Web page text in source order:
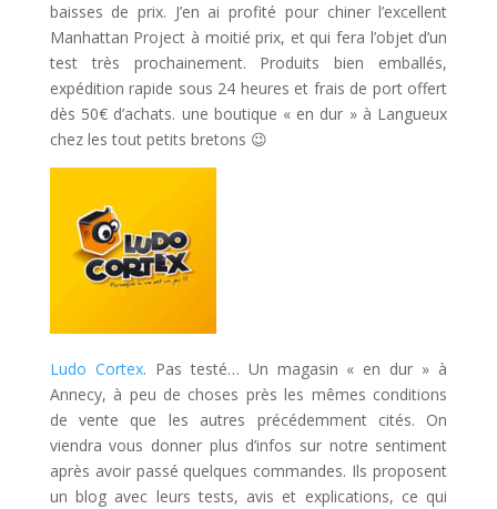
baisses de prix. J’en ai profité pour chiner l’excellent
Manhattan Project à moitié prix, et qui fera l’objet d’un
test très prochainement. Produits bien emballés,
expédition rapide sous 24 heures et frais de port offert
dès 50€ d’achats. une boutique « en dur » à Langueux
chez les tout petits bretons 😉
Ludo Cortex. Pas testé… Un magasin « en dur » à
Annecy, à peu de choses près les mêmes conditions
de vente que les autres précédemment cités. On
viendra vous donner plus d’infos sur notre sentiment
après avoir passé quelques commandes. Ils proposent
un blog avec leurs tests, avis et explications, ce qui